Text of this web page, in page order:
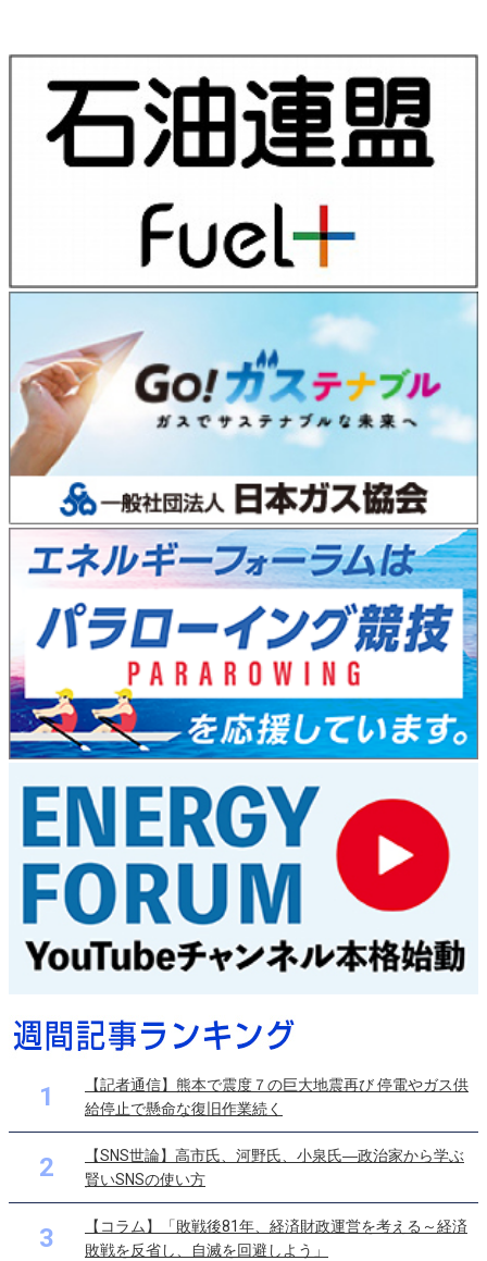
1
【記者通信】熊本で震度７の巨大地震再び 停電やガス供
給停止で懸命な復旧作業続く
2
【SNS世論】高市氏、河野氏、小泉氏―政治家から学ぶ
賢いSNSの使い方
3
【コラム】「敗戦後81年、経済財政運営を考える～経済
敗戦を反省し、自滅を回避しよう」